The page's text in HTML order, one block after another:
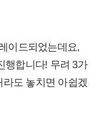
이드되었는데요,
행합니다! 무려 3가
도 놓치면 아쉽겠